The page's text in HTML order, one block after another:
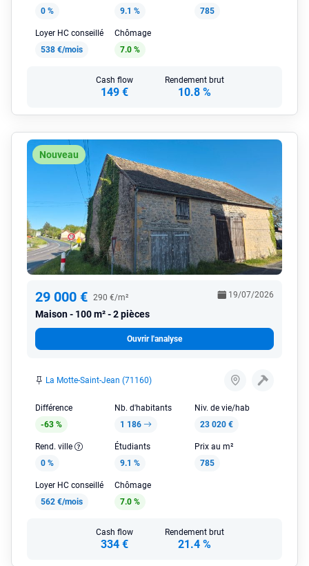
0 %
9.1 %
785
Loyer HC conseillé
538 €/mois
Chômage
7.0 %
Cash flow
149 €
Rendement brut
10.8 %
Nouveau
29 000 € 290 €/m²
Maison 100 m² - 2 pièces
19/07/2026
Ouvrir l'analyse
La Motte-Saint-Jean (71160)
Différence
-63 %
Nb. d'habitants
1 186
Niv. de vie/hab
23 020 €
Rend. ville
0 %
Étudiants
9.1 %
Prix au m²
785
Loyer HC conseillé
562 €/mois
Chômage
7.0 %
Cash flow
334 €
Rendement brut
21.4 %